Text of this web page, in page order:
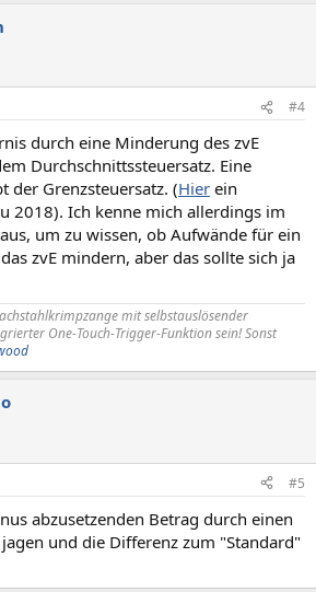
#4
durch eine Minderung des zvE
Durchschnittssteuersatz. Eine
der Grenzsteuersatz. (Hier ein
2018). Ich kenne mich allerdings im
um zu wissen, ob Aufwände für ein
zvE mindern, aber das sollte sich ja
mit selbstauslösender
One-Touch-Trigger-Funktion sein! Sonst
#5
abzusetzenden Betrag durch einen
und die Differenz zum "Standard"